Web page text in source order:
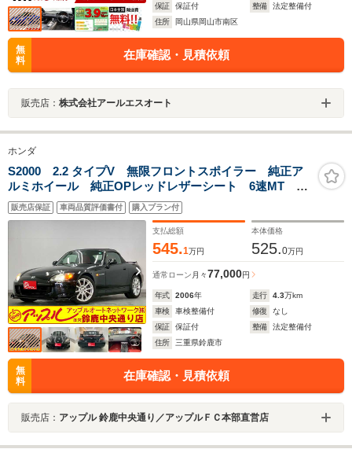
保証
保証付 整備
法定整備付
住所
岡山県岡山市南区
無
料
在庫確認・見積依頼
販売店： 株式会社アールエスオート
ホンダ
S2000 2.2 タイプV 無限フロントスポイラー 純正ア
ルミホイール 純正OPレッドレザーシート 6速MT
ETC
販売店保証 車両品質評価書付 購入プラン付
支払総額
545.1万円
本体価格
525.0万円
通常ローン 月々77,000円
年式 2006年 走行 4.3万km
車検
車検整備付 修復
なし
保証
保証付 整備
法定整備付
住所
三重県鈴鹿市
無
料
在庫確認・見積依頼
販売店： アップル 鈴鹿中央通り／アップルＦＣ本部直営店